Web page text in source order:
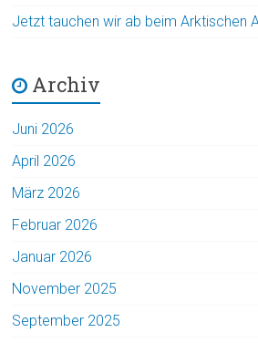
Jetzt tauchen wir ab beim Arktischen
Archiv
Juni 2026
April 2026
März 2026
Februar 2026
Januar 2026
November 2025
September 2025